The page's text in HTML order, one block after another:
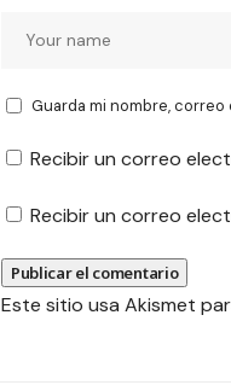
Guarda mi nombre,
Recibir un correo
Recibir un correo
Este sitio usa Akismet